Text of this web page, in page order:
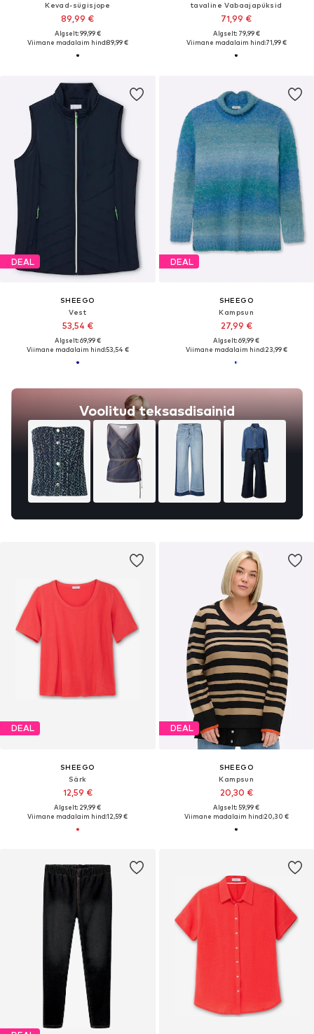
Kevad-sügisjope
89,99 €
Algselt: 99,99 €
Viimane madalaim hind:89,99 €
tavaline Vabaajapüksid
71,99 €
Algselt: 79,99 €
Viimane madalaim hind:71,99 €
DEAL
SHEEGO
Vest
53,54 €
Algselt: 69,99 €
Viimane madalaim hind:53,54 €
Voolitud teksasdisainid
DEAL
SHEEGO
Kampsun
27,99 €
Algselt: 69,99 €
Viimane madalaim hind:23,99 €
DEAL
SHEEGO
Särk
12,59 €
Algselt: 29,99 €
Viimane madalaim hind:12,59 €
DEAL
SHEEGO
Kampsun
20,30 €
Algselt: 59,99 €
Viimane madalaim hind:20,30 €